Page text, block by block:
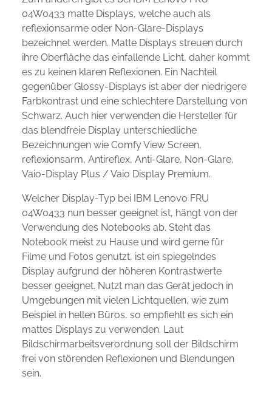
04W0433 matte Displays, welche auch als
reflexionsarme oder Non-Glare-Displays
bezeichnet werden. Matte Displays streuen durch
ihre Oberfläche das einfallende Licht, daher kommt
es zu keinen klaren Reflexionen. Ein Nachteil
gegenüber Glossy-Displays ist aber der niedrigere
Farbkontrast und eine schlechtere Darstellung von
Schwarz. Auch hier verwenden die Hersteller für
das blendfreie Display unterschiedliche
Bezeichnungen wie Comfy View Screen,
reflexionsarm, Antireflex, Anti-Glare, Non-Glare,
Vaio-Display Plus / Vaio Display Premium.
Welcher Display-Typ bei IBM Lenovo FRU
04W0433 nun besser geeignet ist, hängt von der
Verwendung des Notebooks ab. Steht das
Notebook meist zu Hause und wird gerne für
Filme und Fotos genutzt, ist ein spiegelndes
Display aufgrund der höheren Kontrastwerte
besser geeignet. Nutzt man das Gerät jedoch in
Umgebungen mit vielen Lichtquellen, wie zum
Beispiel in hellen Büros, so empfiehlt es sich ein
mattes Displays zu verwenden. Laut
Bildschirmarbeitsverordnung soll der Bildschirm
frei von störenden Reflexionen und Blendungen
sein.